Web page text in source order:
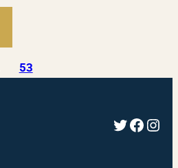
53
Twitter